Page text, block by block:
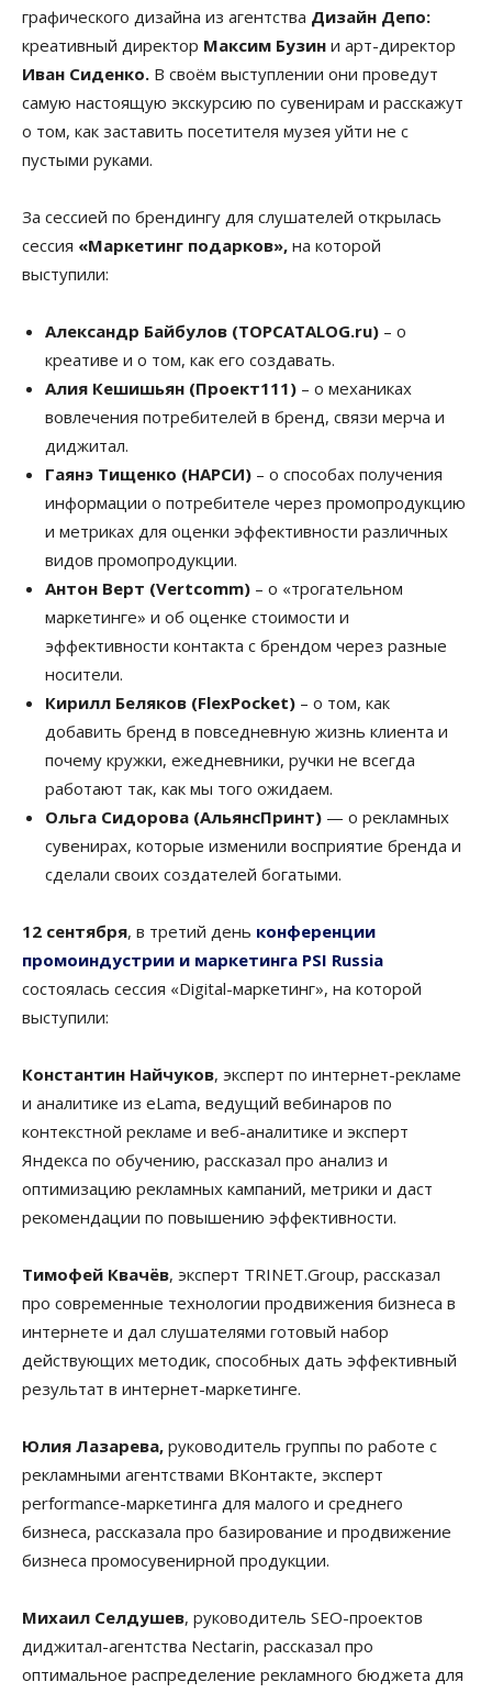
графического дизайна из агентства Дизайн Депо:
креативный директор Максим Бузин и арт-директор
Иван Сиденко. В своём выступлении они проведут
самую настоящую экскурсию по сувенирам и расскажут
о том, как заставить посетителя музея уйти не с
пустыми руками.
За сессией по брендингу для слушателей открылась
сессия «Маркетинг подарков», на которой
выступили:
Александр Байбулов (TOPCATALOG.ru) – о
креативе и о том, как его создавать.
Алия Кешишьян (Проект111) – о механиках
вовлечения потребителей в бренд, связи мерча и
диджитал.
Гаянэ Тищенко (НАРСИ) – о способах получения
информации о потребителе через промопродукцию
и метриках для оценки эффективности различных
видов промопродукции.
Антон Верт (Vertсomm) – о «трогательном
маркетинге» и об оценке стоимости и
эффективности контакта с брендом через разные
носители.
Кирилл Беляков (FlexPocket) – о том, как
добавить бренд в повседневную жизнь клиента и
почему кружки, ежедневники, ручки не всегда
работают так, как мы того ожидаем.
Ольга Сидорова (АльянсПринт) — о рекламных
сувенирах, которые изменили восприятие бренда и
сделали своих создателей богатыми.
12 сентября, в третий день конференции
промоиндустрии и маркетинга PSI Russia
состоялась сессия «Digital-маркетинг», на которой
выступили:
Константин Найчуков, эксперт по интернет-рекламе
и аналитике из eLama, ведущий вебинаров по
контекстной рекламе и веб-аналитике и эксперт
Яндекса по обучению, рассказал про анализ и
оптимизацию рекламных кампаний, метрики и даст
рекомендации по повышению эффективности.
Тимофей Квачёв, эксперт TRINET.Group, рассказал
про современные технологии продвижения бизнеса в
интернете и дал слушателями готовый набор
действующих методик, способных дать эффективный
результат в интернет-маркетинге.
Юлия Лазарева, руководитель группы по работе с
рекламными агентствами ВКонтакте, эксперт
performance-маркетинга для малого и среднего
бизнеса, рассказала про базирование и продвижение
бизнеса промосувенирной продукции.
Михаил Селдушев, руководитель SEO-проектов
диджитал-агентства Nectarin, рассказал про
оптимальное распределение рекламного бюджета для